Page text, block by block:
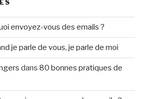
envoyez-vous des emails ?
je parle de vous, je parle de moi
dans 80 bonnes pratiques de